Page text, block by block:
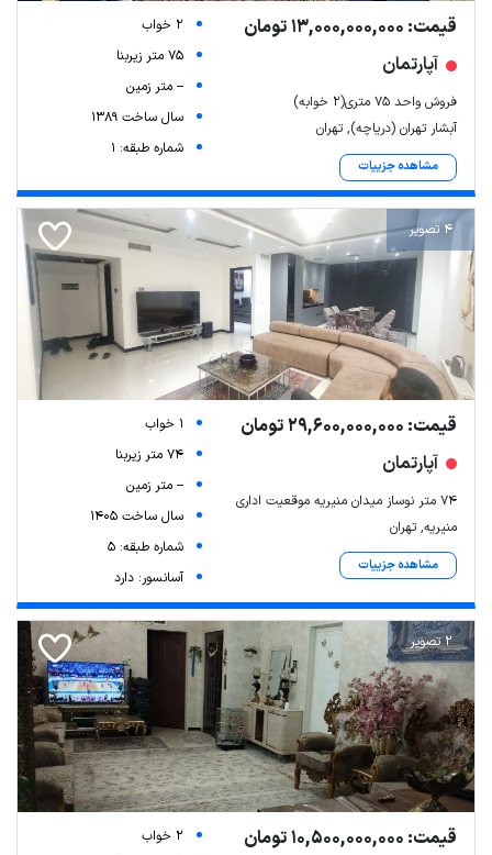
قیمت: 13,000,000,000 تومان
آپارتمان
فروش واحد ۷۵ متری(۲ خوابه)
آبشار تهران (دریاچه), تهران
مشاهده جزییات
2 خواب
75 متر زیربنا
-- متر زمین
سال ساخت 1389
شماره طبقه: 1
4 تصویر
قیمت: 29,600,000,000 تومان
آپارتمان
۷۴ متر نوساز میدان منیریه موقعیت اداری
منیریه, تهران
مشاهده جزییات
1 خواب
74 متر زیربنا
-- متر زمین
سال ساخت 1405
شماره طبقه: 5
آسانسور: دارد
2 تصویر
قیمت: 10,500,000,000 تومان
2 خواب